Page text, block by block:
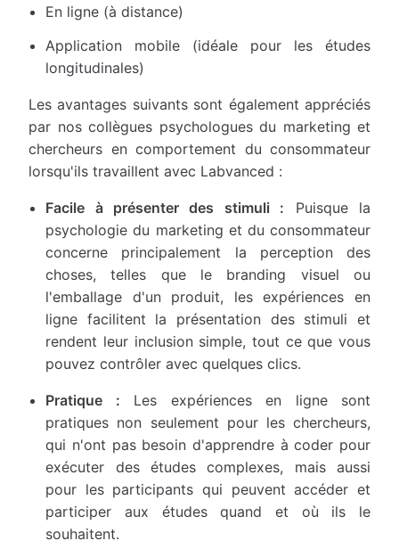
En ligne (à distance)
Application mobile (idéale pour les études
longitudinales)
Les avantages suivants sont également appréciés
par nos collègues psychologues du marketing et
chercheurs en comportement du consommateur
lorsqu'ils travaillent avec Labvanced :
Facile à présenter des stimuli : Puisque la
psychologie du marketing et du consommateur
concerne principalement la perception des
choses, telles que le branding visuel ou
l'emballage d'un produit, les expériences en
ligne facilitent la présentation des stimuli et
rendent leur inclusion simple, tout ce que vous
pouvez contrôler avec quelques clics.
Pratique : Les expériences en ligne sont
pratiques non seulement pour les chercheurs,
qui n'ont pas besoin d'apprendre à coder pour
exécuter des études complexes, mais aussi
pour les participants qui peuvent accéder et
participer aux études quand et où ils le
souhaitent.